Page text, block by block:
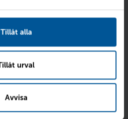
Tillåt alla
urval
Avvisa